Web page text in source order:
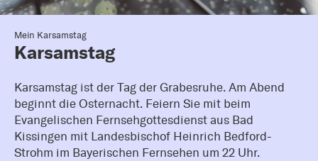
Mein Karsamstag
Karsamstag
Karsamstag ist der Tag der Grabesruhe. Am Abend
beginnt die Osternacht. Feiern Sie mit beim
Evangelischen Fernsehgottesdienst aus Bad
Kissingen mit Landesbischof Heinrich Bedford-
Strohm im Bayerischen Fernsehen um 22 Uhr.